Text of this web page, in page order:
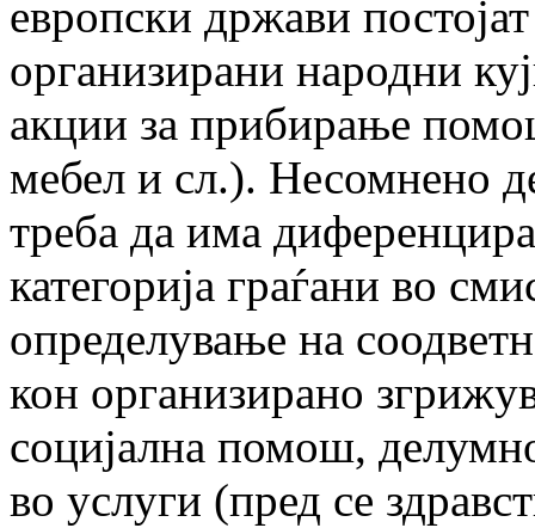
европски држави
организирани народни
акции за прибирање
мебел и сл.). Несомнено
треба да има
категорија граѓани во
определување на
кон организирано
социјална помош,
во услуги (пред сe